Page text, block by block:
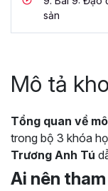
sản
Mô tả
Tổng quan về
trong bộ 3 khóa
Trương Anh Tú
Ai nên